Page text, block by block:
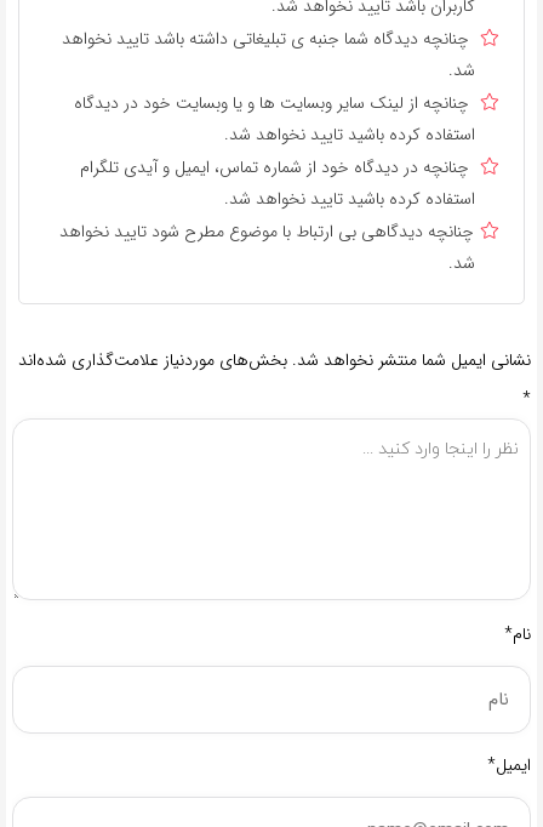
کاربران باشد تایید نخواهد شد.
چنانچه دیدگاه شما جنبه ی تبلیغاتی داشته باشد تایید نخواهد
شد.
چنانچه از لینک سایر وبسایت ها و یا وبسایت خود در دیدگاه
استفاده کرده باشید تایید نخواهد شد.
چنانچه در دیدگاه خود از شماره تماس، ایمیل و آیدی تلگرام
استفاده کرده باشید تایید نخواهد شد.
چنانچه دیدگاهی بی ارتباط با موضوع مطرح شود تایید نخواهد
شد.
نشانی ایمیل شما منتشر نخواهد شد. بخش‌های موردنیاز علامت‌گذاری شده‌اند
*
نام*
ایمیل*